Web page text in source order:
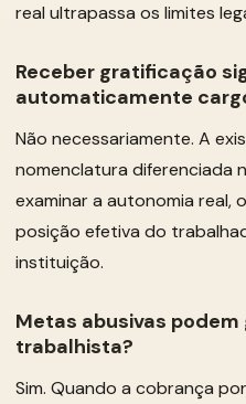
real ultrapassa os limites
Receber gratificação
automaticamente
Não necessariamente. A
nomenclatura diferenciada
examinar a autonomia real,
posição efetiva do
instituição.
Metas abusivas
trabalhista?
Sim. Quando a cobrança